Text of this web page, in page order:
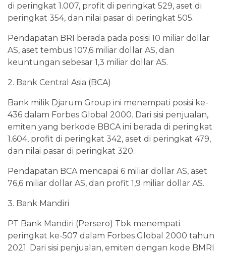
di peringkat 1.007, profit di peringkat 529, aset di
peringkat 354, dan nilai pasar di peringkat 505.
Pendapatan BRI berada pada posisi 10 miliar dollar
AS, aset tembus 107,6 miliar dollar AS, dan
keuntungan sebesar 1,3 miliar dollar AS.
2. Bank Central Asia (BCA)
Bank milik Djarum Group ini menempati posisi ke-
436 dalam Forbes Global 2000. Dari sisi penjualan,
emiten yang berkode BBCA ini berada di peringkat
1.604, profit di peringkat 342, aset di peringkat 479,
dan nilai pasar di peringkat 320.
Pendapatan BCA mencapai 6 miliar dollar AS, aset
76,6 miliar dollar AS, dan profit 1,9 miliar dollar AS.
3. Bank Mandiri
PT Bank Mandiri (Persero) Tbk menempati
peringkat ke-507 dalam Forbes Global 2000 tahun
2021. Dari sisi penjualan, emiten dengan kode BMRI